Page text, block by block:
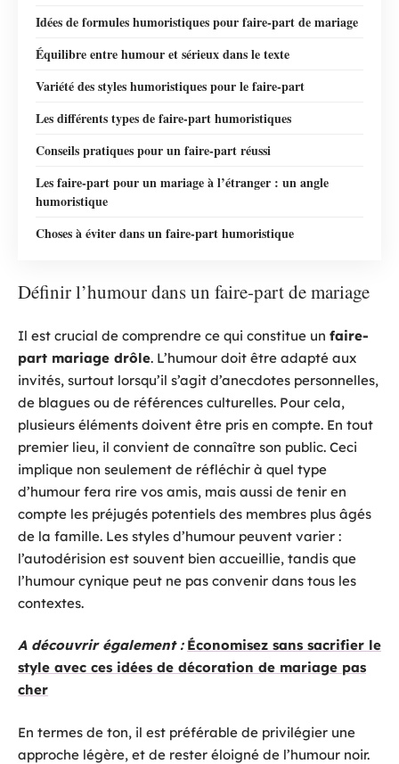
Idées de formules humoristiques pour faire-part de mariage
Équilibre entre humour et sérieux dans le texte
Variété des styles humoristiques pour le faire-part
Les différents types de faire-part humoristiques
Conseils pratiques pour un faire-part réussi
Les faire-part pour un mariage à l’étranger : un angle
humoristique
Choses à éviter dans un faire-part humoristique
Définir l’humour dans un faire-part de mariage
Il est crucial de comprendre ce qui constitue un faire-
part mariage drôle. L’humour doit être adapté aux
invités, surtout lorsqu’il s’agit d’anecdotes personnelles,
de blagues ou de références culturelles. Pour cela,
plusieurs éléments doivent être pris en compte. En tout
premier lieu, il convient de connaître son public. Ceci
implique non seulement de réfléchir à quel type
d’humour fera rire vos amis, mais aussi de tenir en
compte les préjugés potentiels des membres plus âgés
de la famille. Les styles d’humour peuvent varier :
l’autodérision est souvent bien accueillie, tandis que
l’humour cynique peut ne pas convenir dans tous les
contextes.
A découvrir également : Économisez sans sacrifier le
style avec ces idées de décoration de mariage pas
cher
En termes de ton, il est préférable de privilégier une
approche légère, et de rester éloigné de l’humour noir.